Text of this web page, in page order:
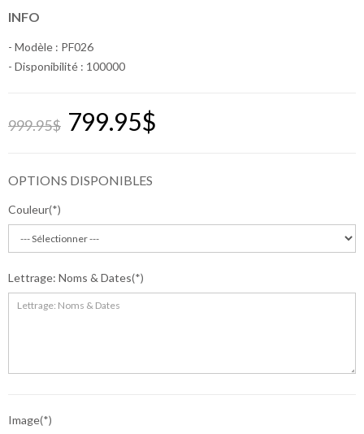
INFO
- Modèle : PF026
- Disponibilité : 100000
999.95$ 799.95$
OPTIONS DISPONIBLES
Couleur
Lettrage: Noms & Dates
Image